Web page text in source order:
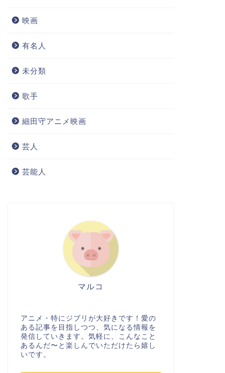
映画
有名人
未分類
歌手
細田守アニメ映画
芸人
芸能人
マルコ
アニメ・特にジブリが大好きです！愛の
ある記事を目指しつつ、気になる情報を
発信していきます。気軽に、こんなこと
あるんだ〜と楽しんでいただけたら嬉し
いです。